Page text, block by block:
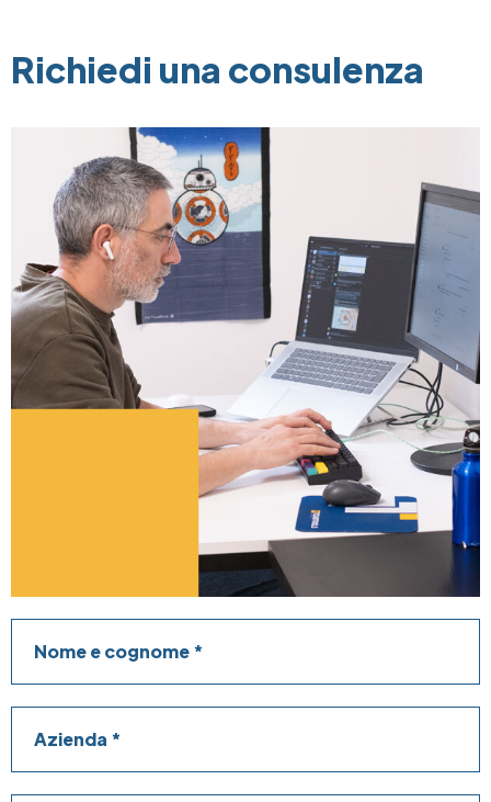
Richiedi una consulenza